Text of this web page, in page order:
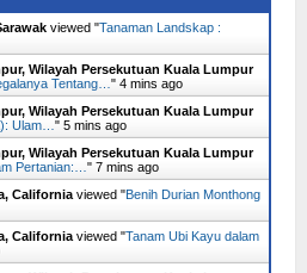
viewed "Tanaman Landskap :
Wilayah Persekutuan Kuala Lumpur
Tentang… " 4 mins ago
Wilayah Persekutuan Kuala Lumpur
Ulam… " 5 mins ago
Wilayah Persekutuan Kuala Lumpur
Pertanian:… " 7 mins ago
California viewed "Benih Durian Monthong
California viewed "Tanam Ubi Kayu dalam